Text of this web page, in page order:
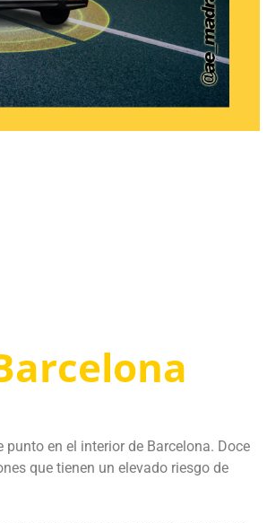
en el interior de Barcelona. Doce
que tienen un elevado riesgo de